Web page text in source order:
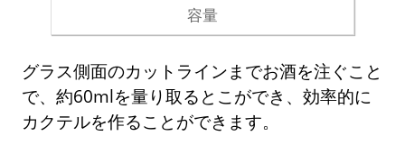
容量
グラス側面のカットラインまでお酒を注ぐこと
で、約60mlを量り取るとこができ、効率的に
カクテルを作ることができます。